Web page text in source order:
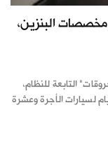
البنزين،
التابعة للنظام،
لسيارات الأجرة وعشرة